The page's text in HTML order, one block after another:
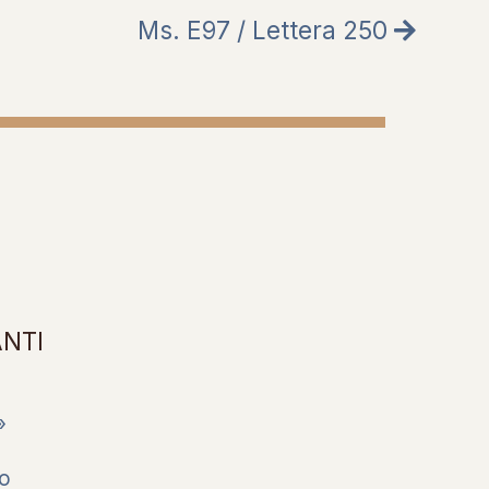
Ms. E97 / Lettera 250